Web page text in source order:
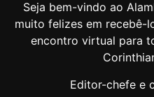
Seja bem-vindo ao
muito felizes em recebê-
encontro virtual para
Editor-chefe e